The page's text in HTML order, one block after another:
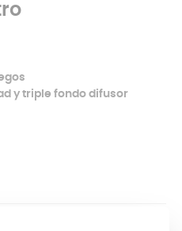
y triple fondo difusor